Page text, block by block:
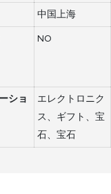
中国上海
NO
ショ
エレクトロニク
ス、ギフト、宝
石、宝石